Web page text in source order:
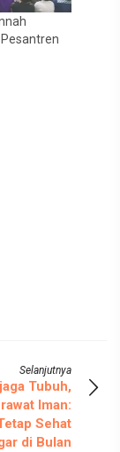
Selanjutnya
Tubuh,
Iman:
Sehat
di Bulan